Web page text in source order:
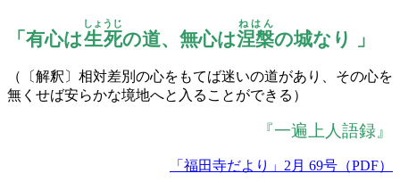
「有心は生死
しょうじ
の道、無心は涅槃
ねはん
の城なり 」
（〔解釈〕相対差別の心をもてば迷いの道があり、その心を
無くせば安らかな境地へと入ることができる）
『一遍上人語録』
「福田寺だより」2月 69号（PDF）